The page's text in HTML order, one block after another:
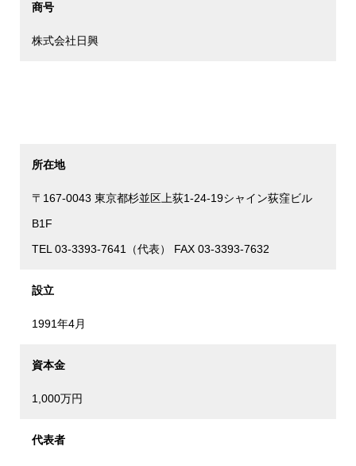
商号
株式会社日興
所在地
〒167-0043 東京都杉並区上荻1-24-19シャイン荻窪ビル
B1F
TEL 03-3393-7641（代表） FAX 03-3393-7632
設立
1991年4月
資本金
1,000万円
代表者